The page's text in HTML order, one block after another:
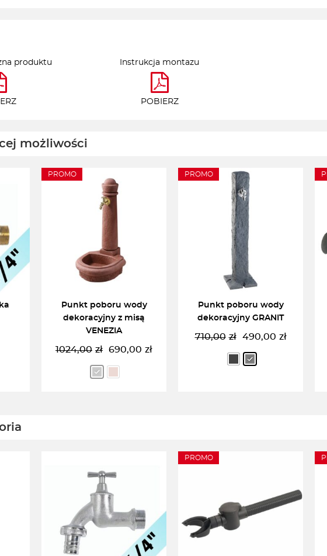
produktu Instrukcja montazu
POBIERZ
możliwości
PROMO
Punkt poboru wody
dekoracyjny z misą
VENEZIA
1024,00 zł
Pierwotna
cena
wynosiła:
690,00 zł
Aktualna
cena
wynosi:
PROMO
Punkt poboru wody
dekoracyjny GRANIT
710,00 zł
Pierwotna
cena
wynosiła:
490,00 zł
Aktualna
cena
wynosi:
PROMO